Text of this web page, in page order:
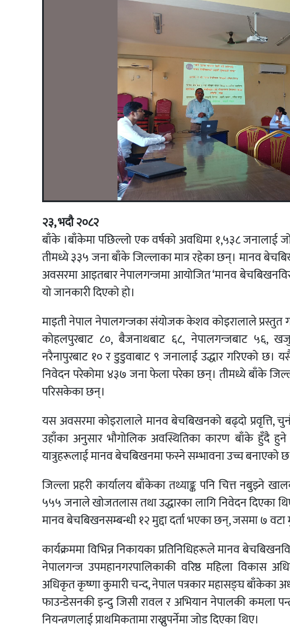
२३, भदौ २०८२
बाँके ।बाँकेमा पछिल्लो एक वर्षको अवधिमा १,५३८ जनालाई
तीमध्ये ३३५ जना बाँके जिल्लाका मात्र रहेका छन्। मानव
अवसरमा आइतबार नेपालगन्जमा आयोजित ‘मानव
यो जानकारी दिएको हो।
माइती नेपाल नेपालगन्जका संयोजक केशव कोइरालाले प्रस्तुत
कोहलपुरबाट ८०, बैजनाथबाट ६८, नेपालगन्जबाट ५६,
नरैनापुरबाट १० र डुडुवाबाट ९ जनालाई उद्धार गरिएको छ।
निवेदन परेकोमा ४३७ जना फेला परेका छन्। तीमध्ये बाँके
परिसकेका छन्।
यस अवसरमा कोइरालाले मानव बेचबिखनको बढ्दो प्रवृत्ति,
उहाँका अनुसार भौगोलिक अवस्थितिका कारण बाँके हुँदै हुने
यात्रुहरूलाई मानव बेचबिखनमा फस्ने सम्भावना उच्च बनाएको
जिल्ला प्रहरी कार्यालय बाँकेका तथ्याङ्क पनि चित्त नबुझ्ने
५५५ जनाले खोजतलास तथा उद्धारका लागि निवेदन दिएका
मानव बेचबिखनसम्बन्धी १२ मुद्दा दर्ता भएका छन्, जसमा ७ वटा
कार्यक्रममा विभिन्न निकायका प्रतिनिधिहरूले मानव
नेपालगन्ज उपमहानगरपालिकाकी वरिष्ठ महिला विकास
अधिकृत कृष्णा कुमारी चन्द, नेपाल पत्रकार महासङ्घ बाँकेका
फाउन्डेसनकी इन्दु जिसी रावल र अभियान नेपालकी कमला
नियन्त्रणलाई प्राथमिकतामा राख्नुपर्नेमा जोड दिएका थिए।